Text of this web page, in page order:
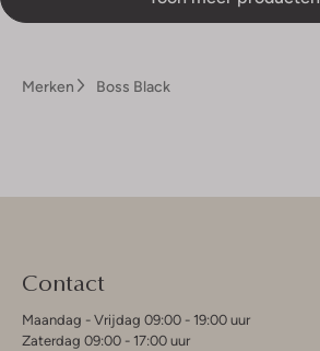
Merken Boss Black
Contact
Maandag - Vrijdag 09:00 - 19:00 uur
Zaterdag 09:00 - 17:00 uur